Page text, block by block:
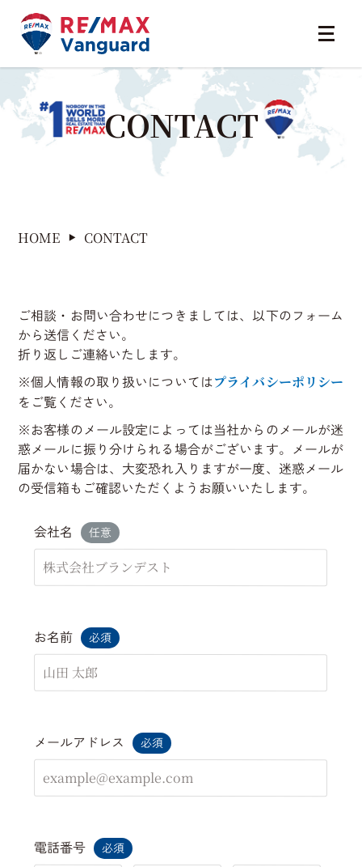
CONTACT
HOME CONTACT
ご相談・お問い合わせにつきましては、以下のフォーム
から送信ください。
折り返しご連絡いたします。
個人情報の取り扱いについてはプライバシーポリシー
をご覧ください。
お客様のメール設定によっては当社からのメールが迷
惑メールに振り分けられる場合がございます。メールが
届かない場合は、大変恐れ入りますが一度、迷惑メール
の受信箱もご確認いただくようお願いいたします。
会社名 任意
お名前 必須
メールアドレス 必須
電話番号 必須